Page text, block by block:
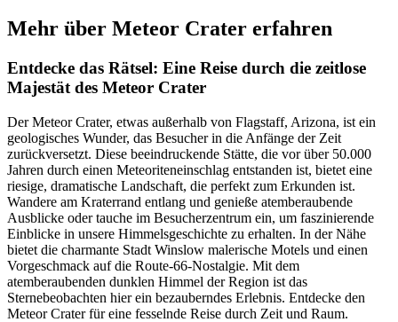
Mehr über Meteor Crater erfahren
Entdecke das Rätsel: Eine Reise durch die zeitlose
Majestät des Meteor Crater
Der Meteor Crater, etwas außerhalb von Flagstaff, Arizona, ist ein
geologisches Wunder, das Besucher in die Anfänge der Zeit
zurückversetzt. Diese beeindruckende Stätte, die vor über 50.000
Jahren durch einen Meteoriteneinschlag entstanden ist, bietet eine
riesige, dramatische Landschaft, die perfekt zum Erkunden ist.
Wandere am Kraterrand entlang und genieße atemberaubende
Ausblicke oder tauche im Besucherzentrum ein, um faszinierende
Einblicke in unsere Himmelsgeschichte zu erhalten. In der Nähe
bietet die charmante Stadt Winslow malerische Motels und einen
Vorgeschmack auf die Route-66-Nostalgie. Mit dem
atemberaubenden dunklen Himmel der Region ist das
Sternebeobachten hier ein bezauberndes Erlebnis. Entdecke den
Meteor Crater für eine fesselnde Reise durch Zeit und Raum.